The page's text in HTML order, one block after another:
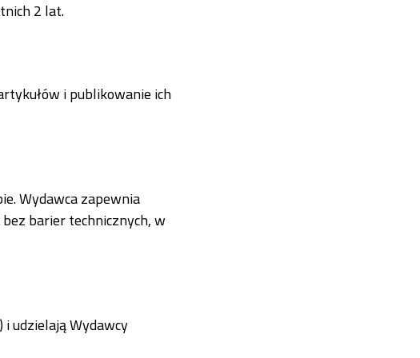
2 lat.
i publikowanie ich
Wydawca zapewnia
barier technicznych, w
udzielają Wydawcy